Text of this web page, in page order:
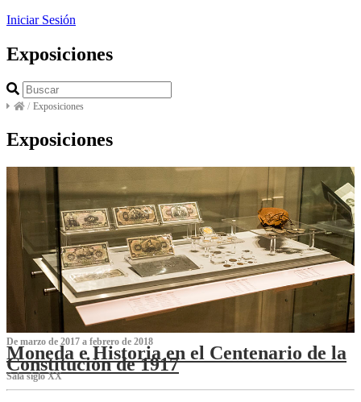
Iniciar Sesión
Exposiciones
/ Exposiciones
Exposiciones
De marzo de 2017 a febrero de 2018
Moneda e Historia en el Centenario de la
Constitución de 1917
Sala siglo XX